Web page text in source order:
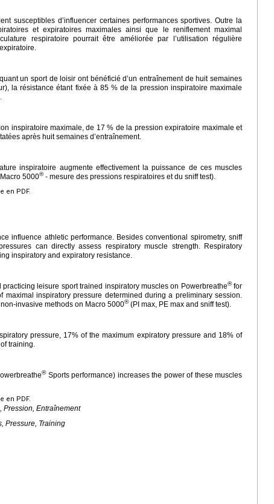
susceptibles d’influencer certaines performances sportives. Outre la
et expiratoires maximales ainsi que le reniflement maximal
respiratoire pourrait être améliorée par l’utilisation régulière
un sport de loisir ont bénéficié d’un entraînement de huit semaines
la résistance étant fixée à 85 % de la pression inspiratoire maximale
inspiratoire maximale, de 17 % de la pression expiratoire maximale et
après huit semaines d’entraînement.
inspiratoire augmente effectivement la puissance de ces muscles
5000®- mesure des pressions respiratoires et du sniff test).
en PDF.
influence athletic performance. Besides conventional spirometry, sniff
can directly assess respiratory muscle strength. Respiratory
inspiratory and expiratory resistance.
leisure sport trained inspiratory muscles on Powerbreathe®for
maximal inspiratory pressure determined during a preliminary session.
invasive methods on Macro 5000®(PI max, PE max and sniff test).
pressure, 17% of the maximum expiratory pressure and 18% of
training.
®Sports performance) increases the power of these muscles
en PDF.
Pression, Entraînement
Pressure, Training